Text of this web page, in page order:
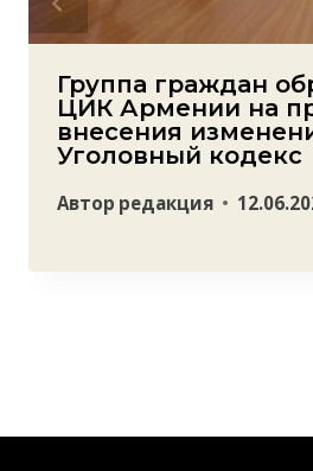
Группа граждан
ЦИК Армении на
внесения
Уголовный кодекс
Автор редакция